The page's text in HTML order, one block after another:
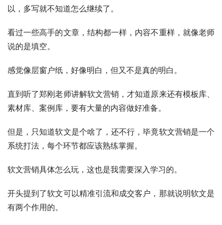
以，多写就不知道怎么继续了。
看过一些高手的文章，结构都一样，内容不重样，就像老师
说的是填空。
感觉像层窗户纸，好像明白，但又不是真的明白。
直到听了郑刚老师讲解软文营销，才知道原来还有模板库、
素材库、案例库，要有大量的内容做好准备。
但是，只知道软文是个啥了，还不行，毕竟软文营销是一个
系统打法，每个环节都应该熟练掌握。
软文营销具体怎么玩，这也是我需要深入学习的。
开头提到了软文可以精准引流和成交客户，那就说明软文是
有两个作用的。